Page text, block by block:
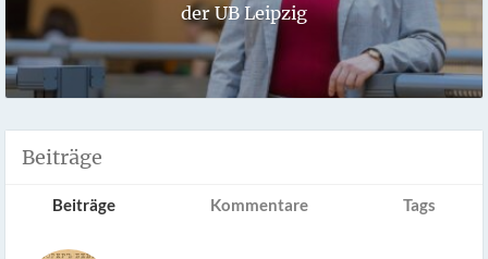
der UB Leipzig
Beiträge
Beiträge Kommentare Tags